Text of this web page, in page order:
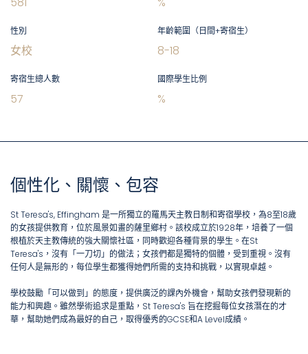
性別
女校
年齡範圍（日間+寄宿生）
8-18
寄宿生總人數
57
國際學生比例
%
個性化、關懷、包容
St Teresa's, Effingham 是一所獨立的羅馬天主教日制和寄宿學校，為8至18歲
的女孩提供教育，位於風景如畫的薩里鄉村。該校成立於1928年，培養了一個
根植於天主教傳統的強大關懷社區，同時歡迎各種背景的學生。在St
Teresa's，沒有「一刀切」的做法；女孩們都是獨特的個體，受到重視。沒有
任何人是無形的，每位學生都獲得她們所需的支持和挑戰，以實現卓越。
學校鼓勵「可以做到」的態度，提供廣泛的課內外機會，幫助女孩們發現新的
能力和興趣。雖然學術追求是重點，St Teresa's 旨在挖掘每位女孩潛在的才
華，幫助她們成為最好的自己，取得優秀的GCSE和A Level成績。